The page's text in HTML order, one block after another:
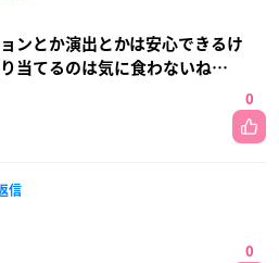
ンとか演出とかは安心できるけ
当てるのは気に食わないね…
0
信
0